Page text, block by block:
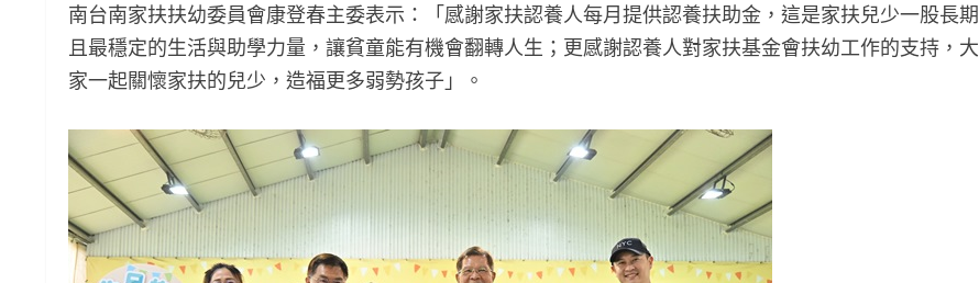
南台南家扶扶幼委員會康登春主委表示：「感謝家扶認養人每月提供認養扶助金，這是家扶兒少一股長期
且最穩定的生活與助學力量，讓貧童能有機會翻轉人生；更感謝認養人對家扶基金會扶幼工作的支持，大
家一起關懷家扶的兒少，造福更多弱勢孩子」。